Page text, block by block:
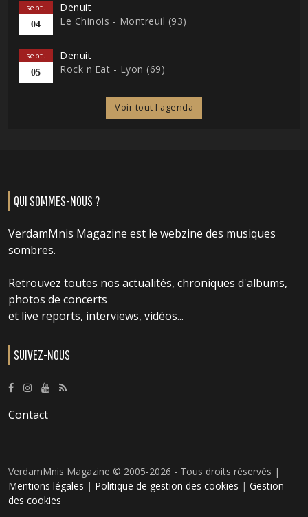
sept.
04
Denuit
Le Chinois - Montreuil (93)
sept.
05
Denuit
Rock n'Eat - Lyon (69)
Voir tout l'agenda
QUI SOMMES-NOUS ?
VerdamMnis Magazine est le webzine des musiques
sombres.
Retrouvez toutes nos actualités, chroniques d'albums,
photos de concerts
et live reports, interviews, vidéos...
SUIVEZ-NOUS
Contact
VerdamMnis Magazine © 2005-2026 - Tous droits réservés |
Mentions légales | Politique de gestion des cookies | Gestion
des cookies